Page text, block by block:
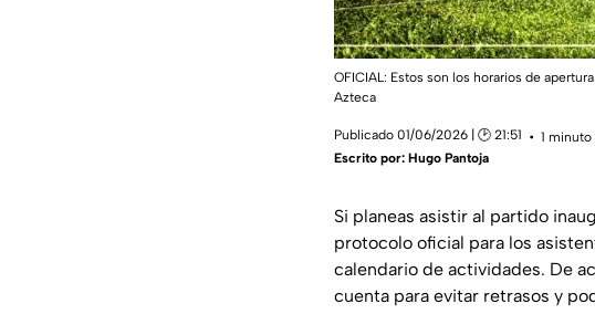
OFICIAL: Estos son los horarios de
Azteca
Publicado 01/06/2026 | 🕑 21:51
1
Escrito por: Hugo Pantoja
Si planeas asistir al partido
protocolo oficial para los
calendario de actividades. De
cuenta para evitar retrasos y